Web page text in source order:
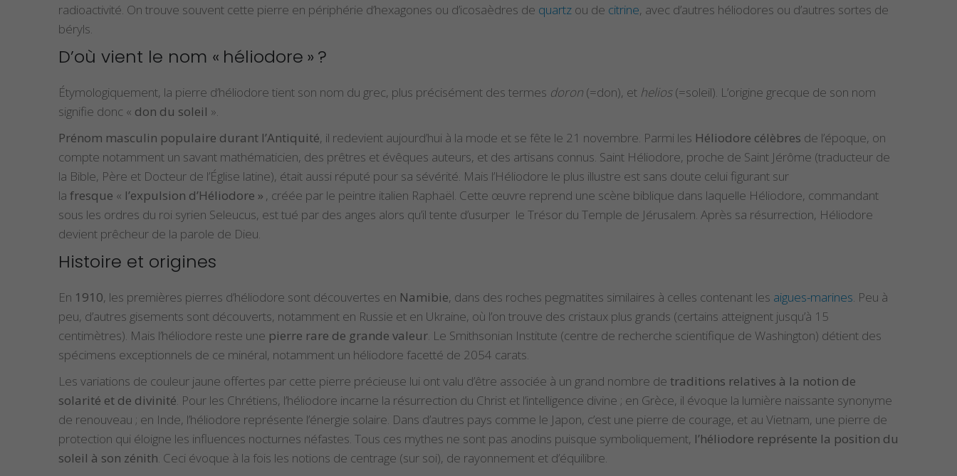
radioactivité. On trouve souvent cette pierre en périphérie d’hexagones ou d’icosaèdres de quartz ou de citrine, avec d’autres héliodores ou d’autres sortes de
béryls.
D’où vient le nom « héliodore » ?
Étymologiquement, la pierre d’héliodore tient son nom du grec, plus précisément des termes doron (=don), et helios(=soleil). L’origine grecque de son nom
signifie donc « don du soleil ».
Prénom masculin populaire durant l’Antiquité, il redevient aujourd’hui à la mode et se fête le 21 novembre. Parmi les Héliodore célèbres de l’époque, on
compte notamment un savant mathématicien, des prêtres et évêques auteurs, et des artisans connus. Saint Héliodore, proche de Saint Jérôme (traducteur de
la Bible, Père et Docteur de l’Église latine), était aussi réputé pour sa sévérité. Mais l’Héliodore le plus illustre est sans doute celui figurant sur
la fresque « l’expulsion d’Héliodore » , créée par le peintre italien Raphaël. Cette œuvre reprend une scène biblique dans laquelle Héliodore, commandant
sous les ordres du roi syrien Seleucus, est tué par des anges alors qu’il tente d’usurper le Trésor du Temple de Jérusalem. Après sa résurrection, Héliodore
devient prêcheur de la parole de Dieu.
Histoire et origines
En 1910, les premières pierres d’héliodore sont découvertes en Namibie, dans des roches pegmatites similaires à celles contenant les aigues-marines. Peu à
peu, d’autres gisements sont découverts, notamment en Russie et en Ukraine, où l’on trouve des cristaux plus grands (certains atteignent jusqu’à 15
centimètres). Mais l’héliodore reste une pierre rare de grande valeur. Le Smithsonian Institute (centre de recherche scientifique de Washington) détient des
spécimens exceptionnels de ce minéral, notamment un héliodore facetté de 2054 carats.
Les variations de couleur jaune offertes par cette pierre précieuse lui ont valu d’être associée à un grand nombre de traditions relatives à la notion de
solarité et de divinité. Pour les Chrétiens, l’héliodore incarne la résurrection du Christ et l’intelligence divine ; en Grèce, il évoque la lumière naissante synonyme
de renouveau ; en Inde, l’héliodore représente l’énergie solaire. Dans d’autres pays comme le Japon, c’est une pierre de courage, et au Vietnam, une pierre de
protection qui éloigne les influences nocturnes néfastes. Tous ces mythes ne sont pas anodins puisque symboliquement, l’héliodore représente la position du
soleil à son zénith. Ceci évoque à la fois les notions de centrage (sur soi), de rayonnement et d’équilibre.